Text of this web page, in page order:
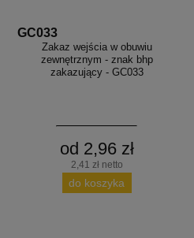
GC033
Zakaz wejścia w obuwiu
zewnętrznym - znak bhp
zakazujący - GC033
od 2,96 zł
2,41 zł netto
do koszyka